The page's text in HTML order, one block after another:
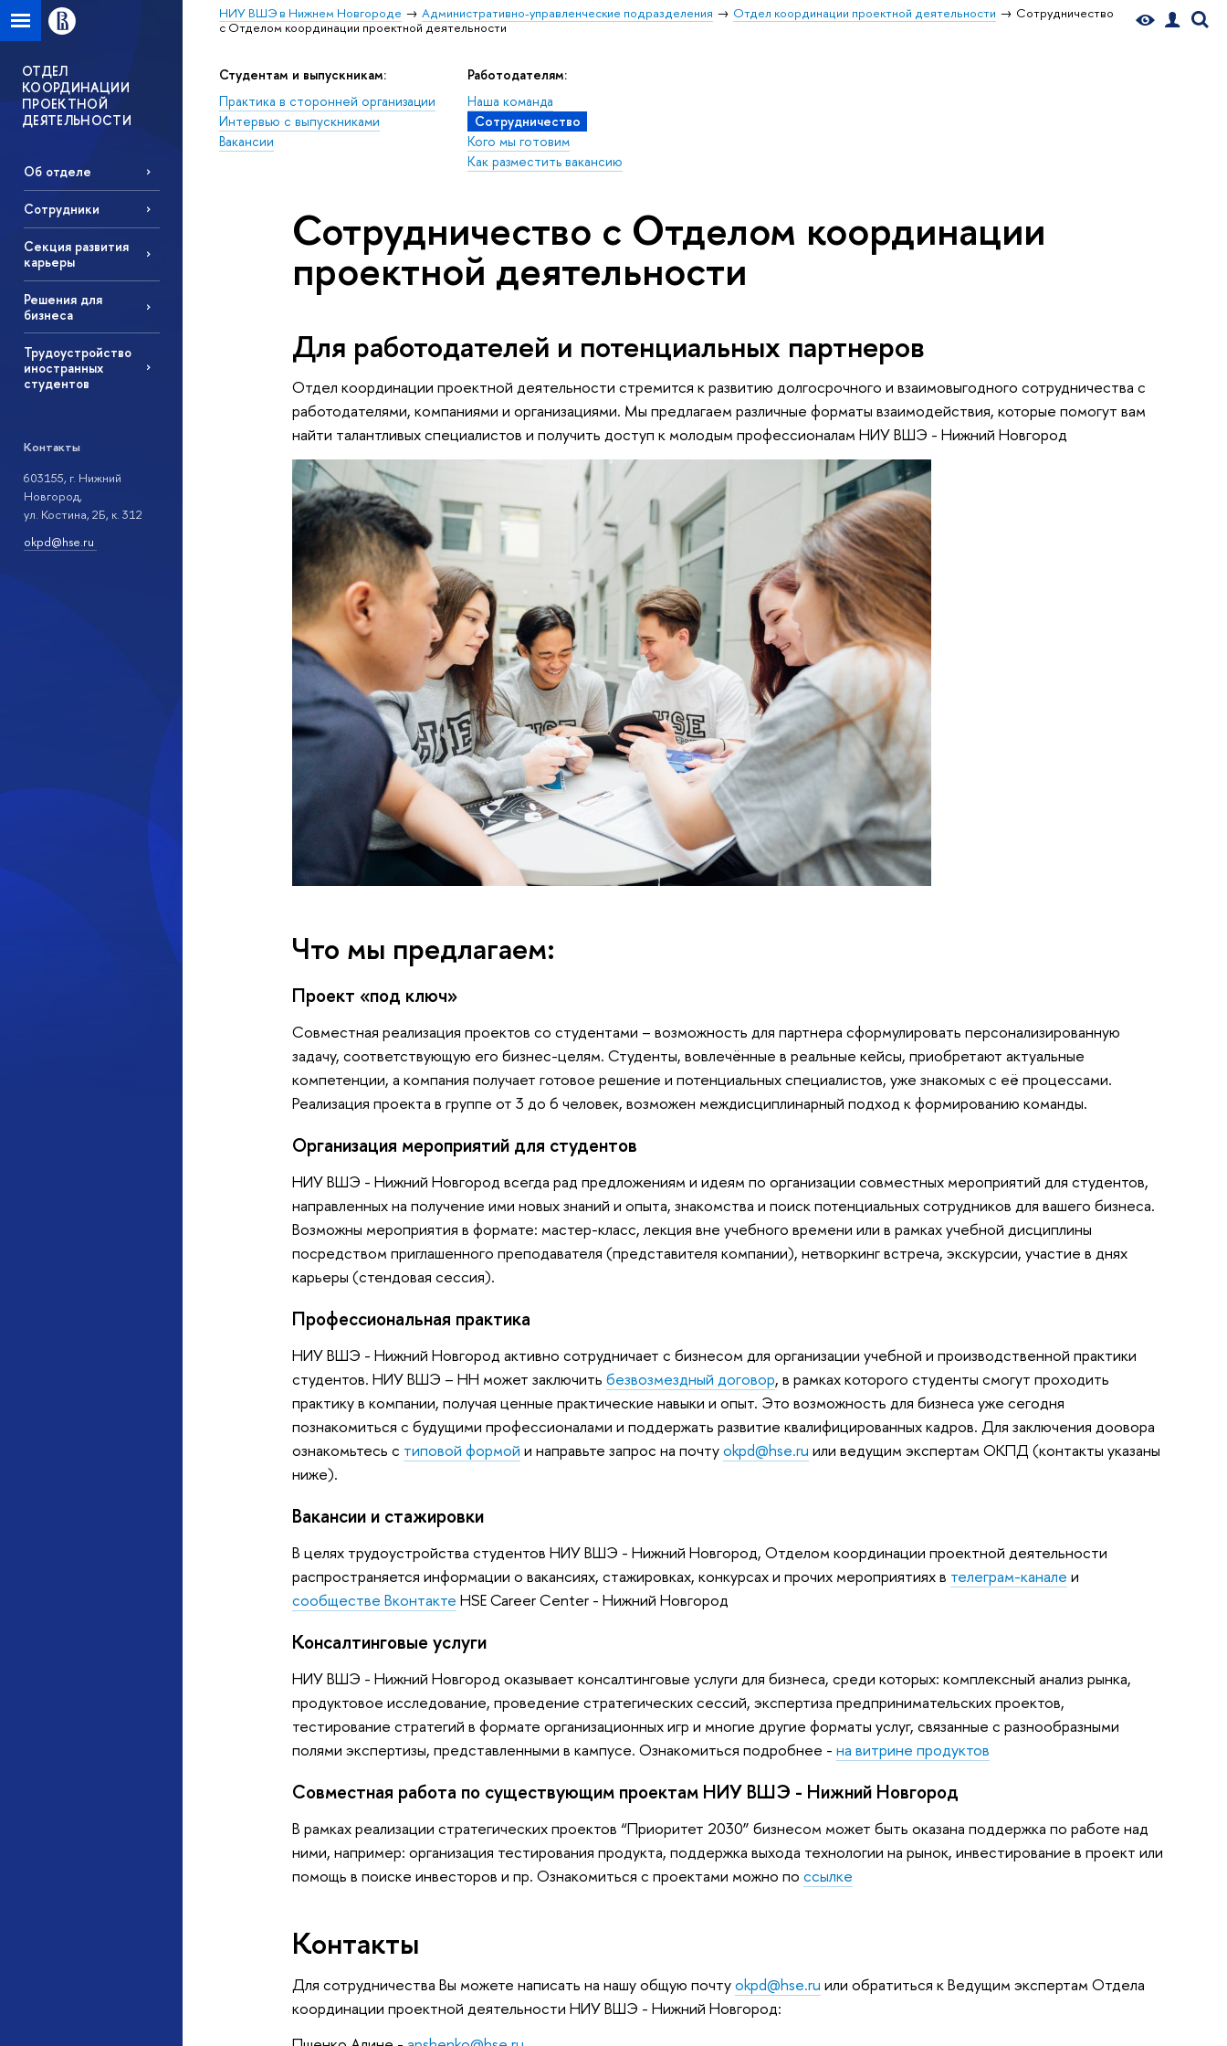
НИУ ВШЭ в Нижнем Новгороде Административно-управленческие подразделения Отдел координации проектной деятельности
Сотрудничество
с Отделом координации проектной деятельности
ОТДЕЛ
КООРДИНАЦИИ
ПРОЕКТНОЙ
ДЕЯТЕЛЬНОСТИ
Об отделе
Сотрудники
Секция развития
карьеры
Решения для
бизнеса
Трудоустройство
иностранных
студентов
Контакты
603155, г. Нижний
Новгород,
ул. Костина, 2Б, к. 312
okpd@hse.ru
Студентам и выпускникам:
Практика в сторонней организации
Интервью с выпускниками
Вакансии
Работодателям:
Наша команда
Сотрудничество
Кого мы готовим
Как разместить вакансию
Сотрудничество с Отделом координации
проектной деятельности
Для работодателей и потенциальных партнеров
Отдел координации проектной деятельности стремится к развитию долгосрочного и взаимовыгодного сотрудничества с
работодателями, компаниями и организациями. Мы предлагаем различные форматы взаимодействия, которые помогут вам
найти талантливых специалистов и получить доступ к молодым профессионалам НИУ ВШЭ - Нижний Новгород
Что мы предлагаем:
Проект «под ключ»
Совместная реализация проектов со студентами – возможность для партнера сформулировать персонализированную
задачу, соответствующую его бизнес-целям. Студенты, вовлечённые в реальные кейсы, приобретают актуальные
компетенции, а компания получает готовое решение и потенциальных специалистов, уже знакомых с её процессами.
Реализация проекта в группе от 3 до 6 человек, возможен междисциплинарный подход к формированию команды.
Организация мероприятий для студентов
НИУ ВШЭ - Нижний Новгород всегда рад предложениям и идеям по организации совместных мероприятий для студентов,
направленных на получение ими новых знаний и опыта, знакомства и поиск потенциальных сотрудников для вашего бизнеса.
Возможны мероприятия в формате: мастер-класс, лекция вне учебного времени или в рамках учебной дисциплины
посредством приглашенного преподавателя (представителя компании), нетворкинг встреча, экскурсии, участие в днях
карьеры (стендовая сессия).
Профессиональная практика
НИУ ВШЭ - Нижний Новгород активно сотрудничает с бизнесом для организации учебной и производственной практики
студентов. НИУ ВШЭ – НН может заключить безвозмездный договор, в рамках которого студенты смогут проходить
практику в компании, получая ценные практические навыки и опыт. Это возможность для бизнеса уже сегодня
познакомиться с будущими профессионалами и поддержать развитие квалифицированных кадров. Для заключения доовора
ознакомьтесь с типовой формой и направьте запрос на почтуokpd@hse.ru или ведущим экспертам ОКПД (контакты указаны
ниже).
Вакансии и стажировки
В целях трудоустройства студентов НИУ ВШЭ - Нижний Новгород, Отделом координации проектной деятельности
распространяется информации о вакансиях, стажировках, конкурсах и прочих мероприятиях в телеграм-канале и
сообществе Вконтакте HSE Career Center - Нижний Новгород
Консалтинговые услуги
НИУ ВШЭ - Нижний Новгород оказывает консалтинговые услуги для бизнеса, среди которых: комплексный анализ рынка,
продуктовое исследование, проведение стратегических сессий, экспертиза предпринимательских проектов,
тестирование стратегий в формате организационных игр и многие другие форматы услуг, связанные с разнообразными
полями экспертизы, представленными в кампусе. Ознакомиться подробнее - на витрине продуктов
Совместная работа по существующим проектам НИУ ВШЭ - Нижний Новгород
В рамках реализации стратегических проектов “Приоритет 2030” бизнесом может быть оказана поддержка по работе над
ними, например: организация тестирования продукта, поддержка выхода технологии на рынок, инвестирование в проект или
помощь в поиске инвесторов и пр. Ознакомиться с проектами можно по ссылке
Контакты
Для сотрудничества Вы можете написать на нашу общую почтуokpd@hse.ru или обратиться к Ведущим экспертам Отдела
координации проектной деятельности НИУ ВШЭ - Нижний Новгород: